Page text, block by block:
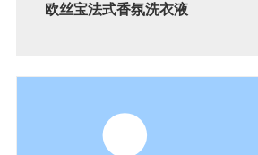
欧丝宝法式香氛洗衣液